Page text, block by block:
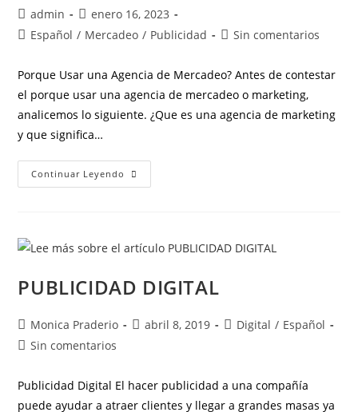
admin
enero 16, 2023
Español / Mercadeo / Publicidad Sin comentarios
Porque Usar una Agencia de Mercadeo? Antes de contestar
el porque usar una agencia de mercadeo o marketing,
analicemos lo siguiente. ¿Que es una agencia de marketing
y que significa…
Continuar Leyendo
PUBLICIDAD DIGITAL
Monica Praderio abril 8, 2019 Digital / Español
Sin comentarios
Publicidad Digital El hacer publicidad a una compañía
puede ayudar a atraer clientes y llegar a grandes masas ya